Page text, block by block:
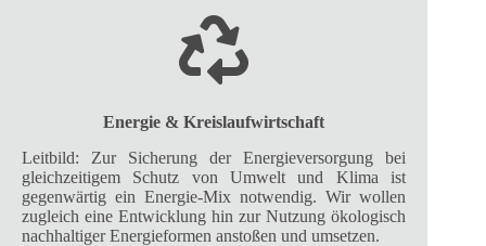
Energie & Kreislaufwirtschaft
Leitbild: Zur Sicherung der Energieversorgung bei
gleichzeitigem Schutz von Umwelt und Klima ist
gegenwärtig ein Energie-Mix notwendig. Wir wollen
zugleich eine Entwicklung hin zur Nutzung ökologisch
nachhaltiger Energieformen anstoßen und umsetzen.